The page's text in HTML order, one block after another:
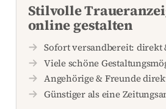
Stilvolle
online gestalten
Sofort versandbereit:
Viele schöne
Angehörige & Freunde
Günstiger als eine